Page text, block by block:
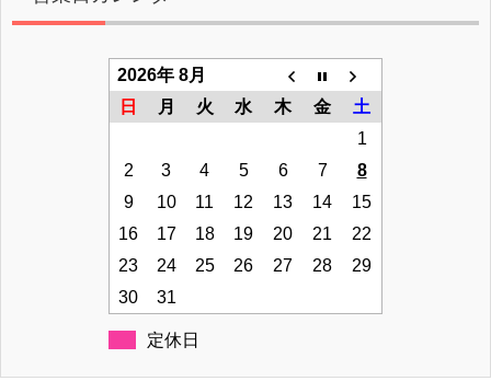
2026年 8月
日
月 火 水 木 金
土
1
2
3 4 5 6 7
8
9
10 11 12 13 14
15
16
17 18 19 20 21
22
23
24 25 26 27 28
29
30
31
定休日